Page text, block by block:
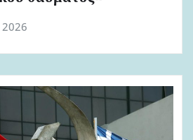
2026